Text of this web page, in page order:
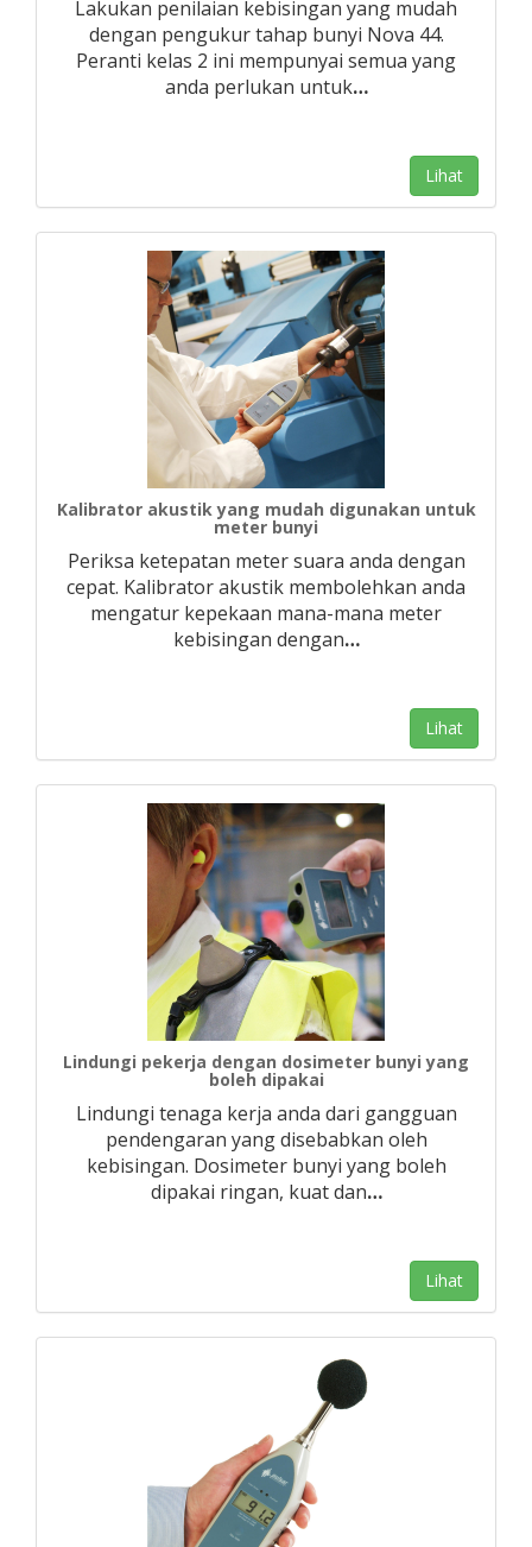
Lakukan penilaian kebisingan yang mudah
dengan pengukur tahap bunyi Nova 44.
Peranti kelas 2 ini mempunyai semua yang
anda perlukan untuk…
Lihat
Kalibrator akustik yang mudah digunakan untuk
meter bunyi
Periksa ketepatan meter suara anda dengan
cepat. Kalibrator akustik membolehkan anda
mengatur kepekaan mana-mana meter
kebisingan dengan…
Lihat
Lindungi pekerja dengan dosimeter bunyi yang
boleh dipakai
Lindungi tenaga kerja anda dari gangguan
pendengaran yang disebabkan oleh
kebisingan. Dosimeter bunyi yang boleh
dipakai ringan, kuat dan…
Lihat